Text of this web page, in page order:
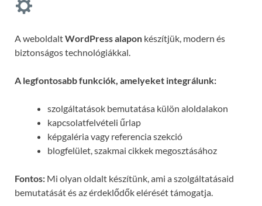
A weboldaltWordPress alapon készítjük, modern és
biztonságos technológiákkal.
A legfontosabb funkciók, amelyeket integrálunk:
szolgáltatások bemutatása külön aloldalakon
kapcsolatfelvételi űrlap
képgaléria vagy referencia szekció
blogfelület, szakmai cikkek megosztásához
Fontos: Mi olyan oldalt készítünk, ami a szolgáltatásaid
bemutatását és az érdeklődők elérését támogatja.